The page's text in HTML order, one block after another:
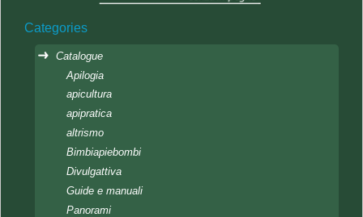
Categories
Catalogue
Apilogia
apicultura
apipratica
altrismo
Bimbiapiebombi
Divulgattiva
Guide e manuali
Panorami